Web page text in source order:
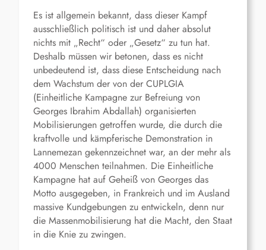
Es ist allgemein bekannt, dass dieser Kampf
ausschließlich politisch ist und daher absolut
nichts mit „Recht“ oder „Gesetz“ zu tun hat.
Deshalb müssen wir betonen, dass es nicht
unbedeutend ist, dass diese Entscheidung nach
dem Wachstum der von der CUPLGIA
(Einheitliche Kampagne zur Befreiung von
Georges Ibrahim Abdallah) organisierten
Mobilisierungen getroffen wurde, die durch die
kraftvolle und kämpferische Demonstration in
Lannemezan gekennzeichnet war, an der mehr als
4000 Menschen teilnahmen. Die Einheitliche
Kampagne hat auf Geheiß von Georges das
Motto ausgegeben, in Frankreich und im Ausland
massive Kundgebungen zu entwickeln, denn nur
die Massenmobilisierung hat die Macht, den Staat
in die Knie zu zwingen.